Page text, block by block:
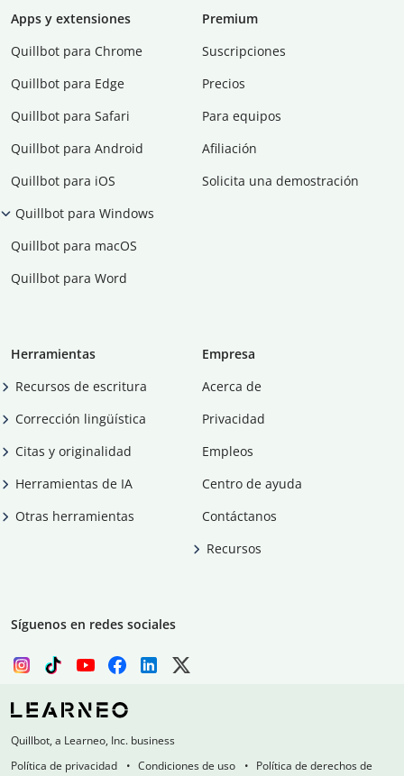
Apps y extensiones
Quillbot para Chrome
Quillbot para Edge
Quillbot para Safari
Quillbot para Android
Quillbot para iOS
Quillbot para Windows
Quillbot para macOS
Quillbot para Word
Premium
Suscripciones
Precios
Para equipos
Afiliación
Solicita una demostración
Herramientas
Recursos de escritura
Corrección lingüística
Citas y originalidad
Herramientas de IA
Otras herramientas
Empresa
Acerca de
Privacidad
Empleos
Centro de ayuda
Contáctanos
Recursos
Síguenos en redes sociales
Quillbot, a Learneo, Inc. business
Política de privacidad
Condiciones de uso Política de derechos de